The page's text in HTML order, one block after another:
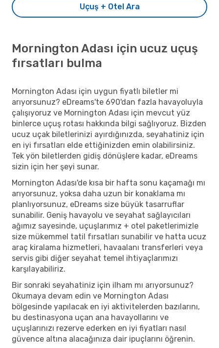
Uçuş + Otel Ara
Mornington Adası için ucuz uçuş
fırsatları bulma
Mornington Adası için uygun fiyatlı biletler mi
arıyorsunuz? eDreams'te 690'dan fazla havayoluyla
çalışıyoruz ve Mornington Adası için mevcut yüz
binlerce uçuş rotası hakkında bilgi sağlıyoruz. Bizden
ucuz uçak biletlerinizi ayırdığınızda, seyahatiniz için
en iyi fırsatları elde ettiğinizden emin olabilirsiniz.
Tek yön biletlerden gidiş dönüşlere kadar, eDreams
sizin için her şeyi sunar.
Mornington Adası'de kısa bir hafta sonu kaçamağı mı
arıyorsunuz, yoksa daha uzun bir konaklama mı
planlıyorsunuz, eDreams size büyük tasarruflar
sunabilir. Geniş havayolu ve seyahat sağlayıcıları
ağımız sayesinde, uçuşlarımız + otel paketlerimizle
size mükemmel tatil fırsatları sunabilir ve hatta ucuz
araç kiralama hizmetleri, havaalanı transferleri veya
servis gibi diğer seyahat temel ihtiyaçlarımızı
karşılayabiliriz.
Bir sonraki seyahatiniz için ilham mı arıyorsunuz?
Okumaya devam edin ve Mornington Adası
bölgesinde yapılacak en iyi aktivitelerden bazılarını,
bu destinasyona uçan ana havayollarını ve
uçuşlarınızı rezerve ederken en iyi fiyatları nasıl
güvence altına alacağınıza dair ipuçlarını öğrenin.